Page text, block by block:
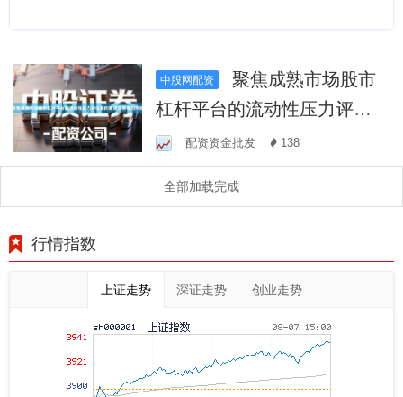
中股网配资
聚焦成熟市场股市
杠杆平台的流动性压力评估
面向波段交易者的风险
配资资金批发 138
全部加载完成
行情指数
上证走势 深证走势 创业走势